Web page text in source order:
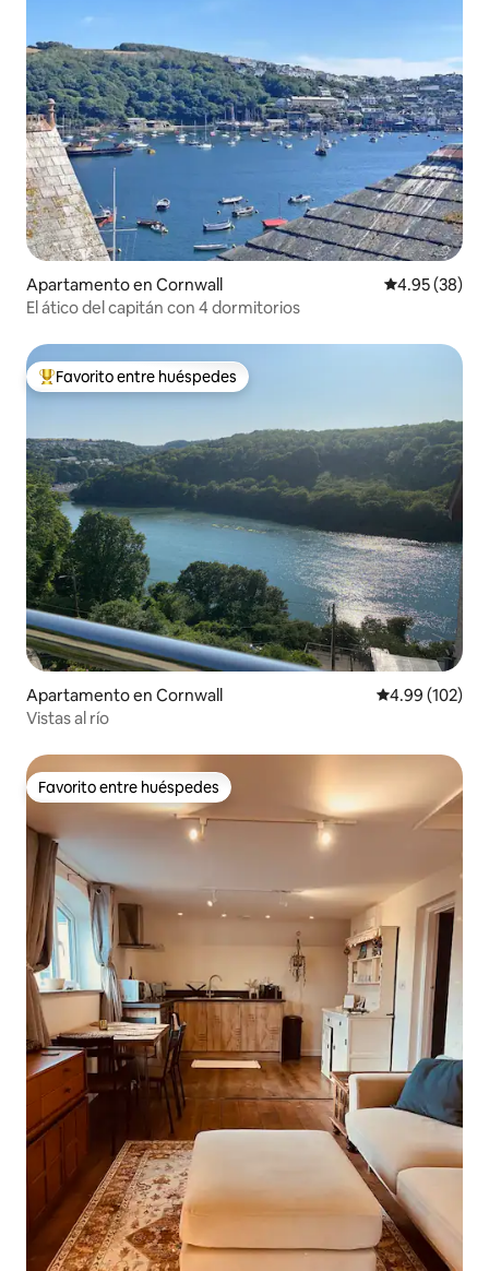
Apartamento en Cornwall Calificación
4.95 (38)
El ático del capitán con 4 dormitorios
Favorito entre huéspedes preferido
Favorito entre huéspedes
Apartamento en Cornwall Calificación
4.99 (102)
Vistas al río
Favorito entre huéspedes
Favorito entre huéspedes